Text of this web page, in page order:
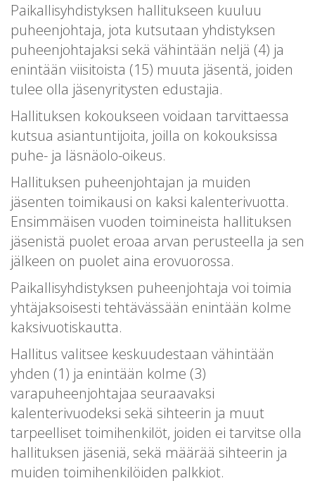
Paikallisyhdistyksen hallitukseen kuuluu
puheenjohtaja, jota kutsutaan yhdistyksen
puheenjohtajaksi sekä vähintään neljä (4) ja
enintään viisitoista (15) muuta jäsentä, joiden
tulee olla jäsenyritysten edustajia.
Hallituksen kokoukseen voidaan tarvittaessa
kutsua asiantuntijoita, joilla on kokouksissa
puhe- ja läsnäolo-oikeus.
Hallituksen puheenjohtajan ja muiden
jäsenten toimikausi on kaksi kalenterivuotta.
Ensimmäisen vuoden toimineista hallituksen
jäsenistä puolet eroaa arvan perusteella ja sen
jälkeen on puolet aina erovuorossa.
Paikallisyhdistyksen puheenjohtaja voi toimia
yhtäjaksoisesti tehtävässään enintään kolme
kaksivuotiskautta.
Hallitus valitsee keskuudestaan vähintään
yhden (1) ja enintään kolme (3)
varapuheenjohtajaa seuraavaksi
kalenterivuodeksi sekä sihteerin ja muut
tarpeelliset toimihenkilöt, joiden ei tarvitse olla
hallituksen jäseniä, sekä määrää sihteerin ja
muiden toimihenkilöiden palkkiot.